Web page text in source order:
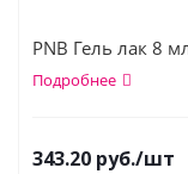
PNB Гель лак 8
Подробнее
343.20 руб./шт